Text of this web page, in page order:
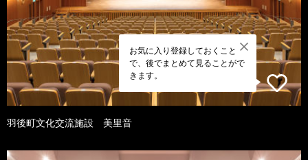
お気に入り登録しておくこと
で、後でまとめて見ることがで
きます。
羽後町文化交流施設 美里音